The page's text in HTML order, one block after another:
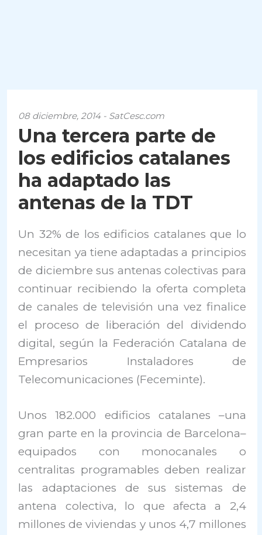
08 diciembre, 2014 - SatCesc.com
Una tercera parte de
los edificios catalanes
ha adaptado las
antenas de la TDT
Un 32% de los edificios catalanes que lo
necesitan ya tiene adaptadas a principios
de diciembre sus antenas colectivas para
continuar recibiendo la oferta completa
de canales de televisión una vez finalice
el proceso de liberación del dividendo
digital, según la Federación Catalana de
Empresarios Instaladores de
Telecomunicaciones (Feceminte).
Unos 182.000 edificios catalanes –una
gran parte en la provincia de Barcelona–
equipados con monocanales o
centralitas programables deben realizar
las adaptaciones de sus sistemas de
antena colectiva, lo que afecta a 2,4
millones de viviendas y unos 4,7 millones